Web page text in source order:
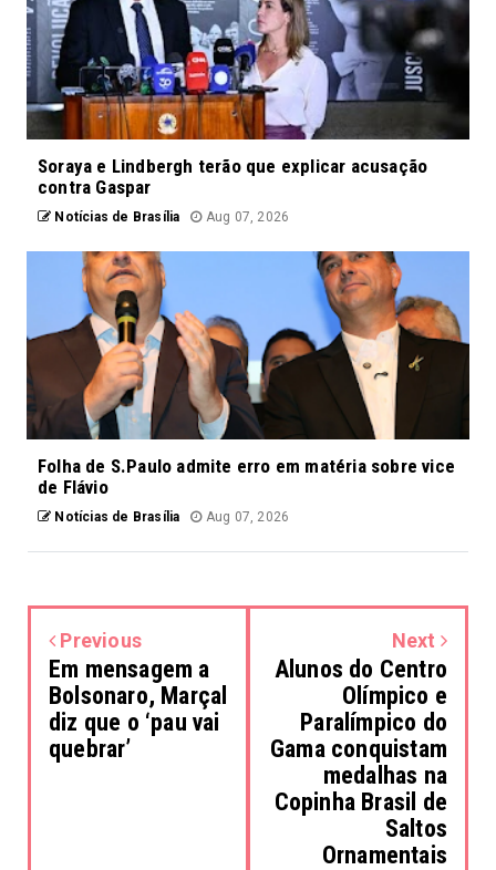
Soraya e Lindbergh terão que explicar acusação
contra Gaspar
Notícias de Brasília Aug 07, 2026
Folha de S.Paulo admite erro em matéria sobre vice
de Flávio
Notícias de Brasília Aug 07, 2026
Previous
Em mensagem a
Bolsonaro, Marçal
diz que o ‘pau vai
quebrar’
Next
Alunos do Centro
Olímpico e
Paralímpico do
Gama conquistam
medalhas na
Copinha Brasil de
Saltos
Ornamentais